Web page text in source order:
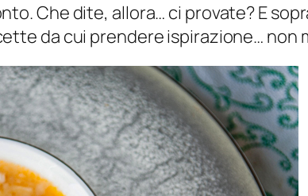
Che dite, allora… ci provate? E
da cui prendere ispirazione… non